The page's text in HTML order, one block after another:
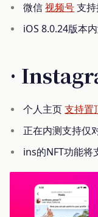
微信视频号支持
iOS 8.0.24版本
·
个人主页支持置
正在内测支持仅
ins的NFT功能将